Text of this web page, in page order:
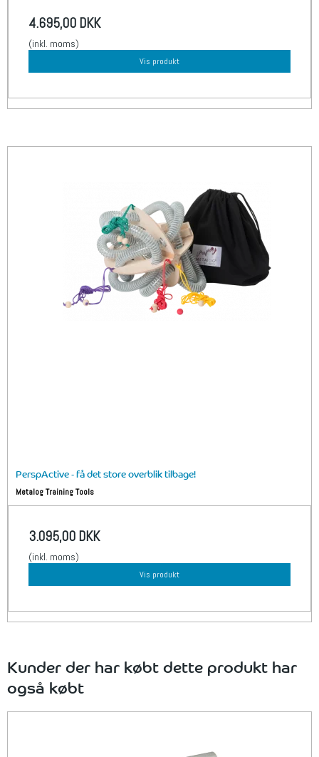
4.695,00 DKK
(inkl. moms)
Vis produkt
PerspActive - få det store overblik tilbage!
Metalog Training Tools
3.095,00 DKK
(inkl. moms)
Vis produkt
Kunder der har købt dette produkt har
også købt